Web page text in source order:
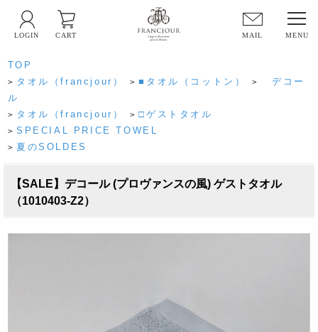
MAIL
LOGIN CART
TOP
> タオル（francjour） > ■タオル（コットン） >
デコー
ル
> タオル（francjour） > □ゲストタオル
> SPECIAL PRICE TOWEL
> 夏のSOLDES
【SALE】デコール (プロヴァンスの風) ゲストタオル
（1010403-Z2）